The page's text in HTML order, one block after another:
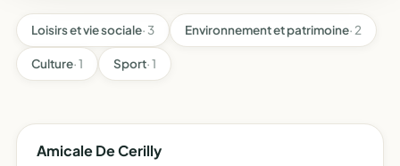
Loisirs et vie sociale· 3 Environnement et patrimoine· 2
Culture· 1 Sport· 1
Amicale De Cerilly